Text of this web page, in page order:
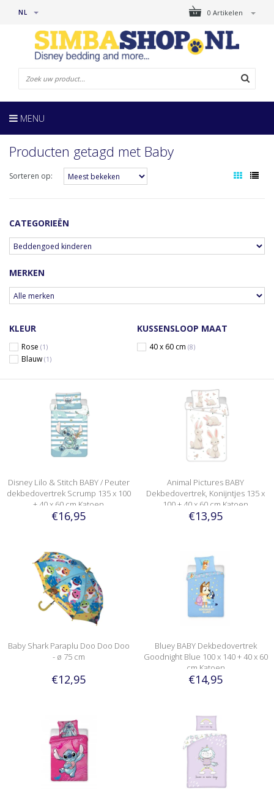
0 Artikelen
NL
MENU
Producten getagd met Baby
Sorteren op:
CATEGORIEËN
MERKEN
KLEUR
Rose (1)
Blauw (1)
KUSSENSLOOP MAAT
40 x 60 cm (8)
Disney Lilo & Stitch BABY / Peuter
dekbedovertrek Scrump 135 x 100
+ 40 x 60 cm Katoen
€16,95
Animal Pictures BABY
Dekbedovertrek, Konijntjes 135 x
100 + 40 x 60 cm Katoen
€13,95
Baby Shark Paraplu Doo Doo Doo
- ø 75 cm
€12,95
Bluey BABY Dekbedovertrek
Goodnight Blue 100 x 140 + 40 x 60
cm Katoen
€14,95